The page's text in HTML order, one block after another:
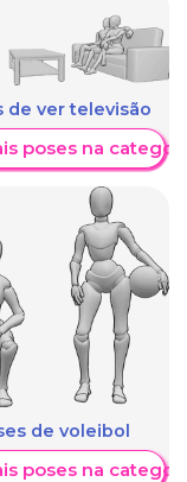
de ver televisão
poses na
de voleibol
poses na